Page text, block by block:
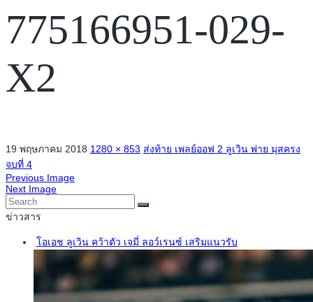
775166951-029-
X2
19 พฤษภาคม 2018 1280 × 853 ส่งท้าย เพลย์ออฟ 2 ลูเวิน พ่าย มุสครง
จบที่ 4
Previous Image
Next Image
ข่าวสาร
โอเอช ลูเวิน คว้าตัว เจมี่ ลอว์เรนซ์ เสริมแนวรับ